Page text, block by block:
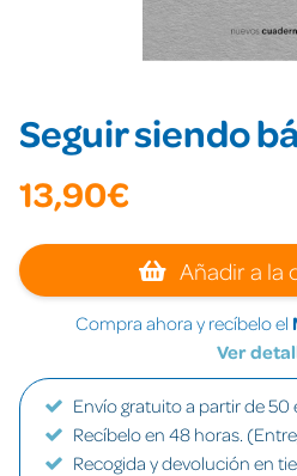
Seguir siendo
13,90€
Añadir a la
Compra ahora y recíbelo el
Ver
Envío gratuito a partir de 50
Recíbelo en 48 horas.
Recogida y devolución en